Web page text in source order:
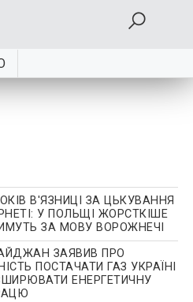
В'ЯЗНИЦІ ЗА ЦЬКУВАННЯ
У ПОЛЬЩІ ЖОРСТКІШЕ
ЗА МОВУ ВОРОЖНЕЧІ
ЗАЯВИВ ПРО
ПОСТАЧАТИ ГАЗ УКРАЇНІ
ЕНЕРГЕТИЧНУ